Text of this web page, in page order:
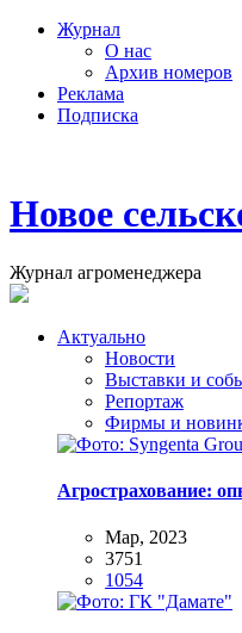
Журнал
О нас
Архив номеров
Реклама
Подписка
Новое
Журнал агроменеджера
Актуально
Новости
Выставки и
Репортаж
Фирмы и
Агрострахование:
Мар, 2023
3751
1054